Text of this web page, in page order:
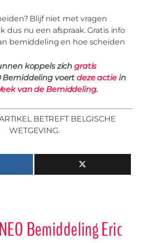
Blijf niet met vragen
dus nu een afspraak. Gratis info
bemiddeling en hoe scheiden
koppels zichgratis
Bemiddeling voertdeze actiein
van de Bemiddeling.
BETREFT BELGISCHE
WETGEVING.
NEO Bemiddeling Eric